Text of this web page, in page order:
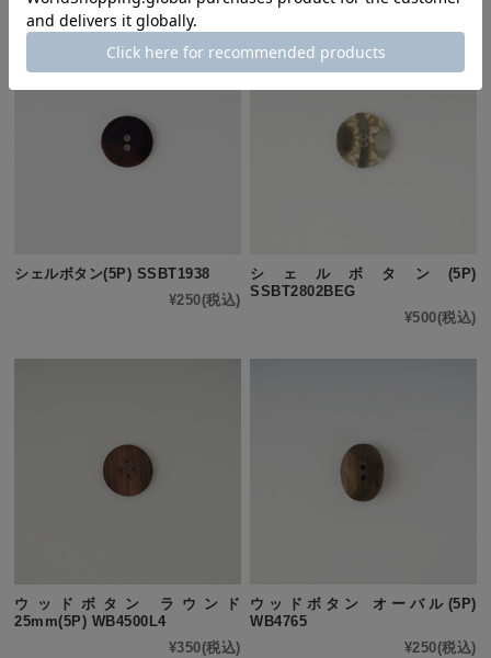
シェルボタン(5P) SSBT1938
¥250(税込)
シェルボタン(5P)
SSBT2802BEG
¥500(税込)
ウッドボタン ラウンド
25mm(5P) WB4500L4
¥350(税込)
ウッドボタン オーバル(5P)
WB4765
¥250(税込)